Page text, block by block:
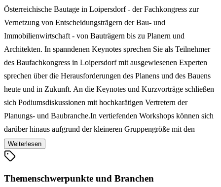
Österreichische Bautage in Loipersdorf - der Fachkongress zur
Vernetzung von Entscheidungsträgern der Bau- und
Immobilienwirtschaft - von Bauträgern bis zu Planern und
Architekten. In spanndenen Keynotes sprechen Sie als Teilnehmer
des Baufachkongress in Loipersdorf mit ausgewiesenen Experten
sprechen über die Herausforderungen des Planens und des Bauens
heute und in Zukunft. An die Keynotes und Kurzvorträge schließen
sich Podiumsdiskussionen mit hochkarätigen Vertretern der
Planungs- und Baubranche.In vertiefenden Workshops können sich
darüber hinaus aufgrund der kleineren Gruppengröße mit den
Vortragenden direkt austauschen. Zwischen den Themenblöcken
des Kongress für die Baubranche können Sie sich mit regionalen
Abendessen findet in der Hotellobby das Get-together mit
Weiterlesen
Themenschwerpunkte und Branchen